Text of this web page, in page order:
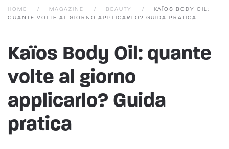
HOME MAGAZINE BEAUTY
KAÏOS BODY OIL:
QUANTE VOLTE AL GIORNO APPLICARLO? GUIDA PRATICA
Kaïos Body Oil: quante
volte al giorno
applicarlo? Guida
pratica